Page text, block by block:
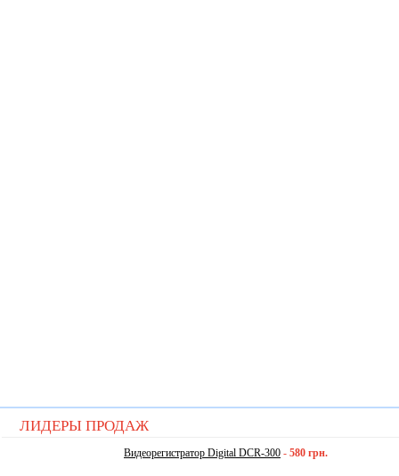
ЛИДЕРЫ ПРОДАЖ
Видеорегистратор Digital DCR-300 - 580 грн.